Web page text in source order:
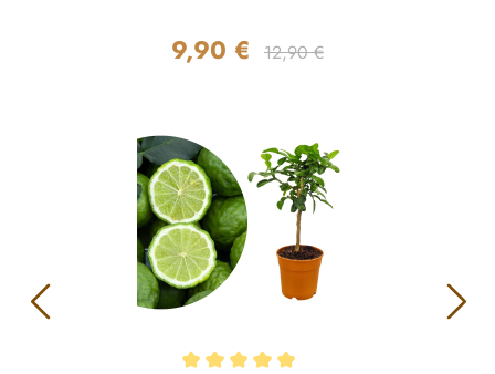
Verkaufspreis:
9,90 € Regulärer Preis:
12,90 €